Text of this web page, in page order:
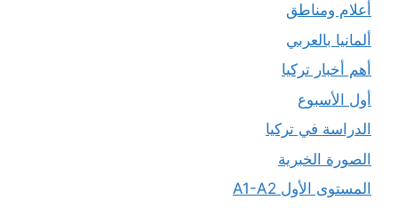
أعلام ومناطق
ألمانيا بالعربي
أهم أخبار تركيا
أول الأسبوع
الدراسة في تركيا
الصورة الخبرية
المستوى الأول A1-A2